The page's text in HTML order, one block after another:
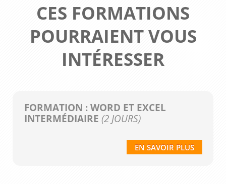
CES FORMATIONS
POURRAIENT VOUS
INTÉRESSER
FORMATION : WORD ET EXCEL
INTERMÉDIAIRE (2 JOURS)
EN SAVOIR PLUS